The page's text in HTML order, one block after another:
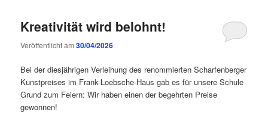
Kreativität wird belohnt!
Veröffentlicht am30/04/2026
Bei der diesjährigen Verleihung des renommierten Scharfenberger
Kunstpreises im Frank-Loebsche-Haus gab es für unsere Schule
Grund zum Feiern: Wir haben einen der begehrten Preise
gewonnen!